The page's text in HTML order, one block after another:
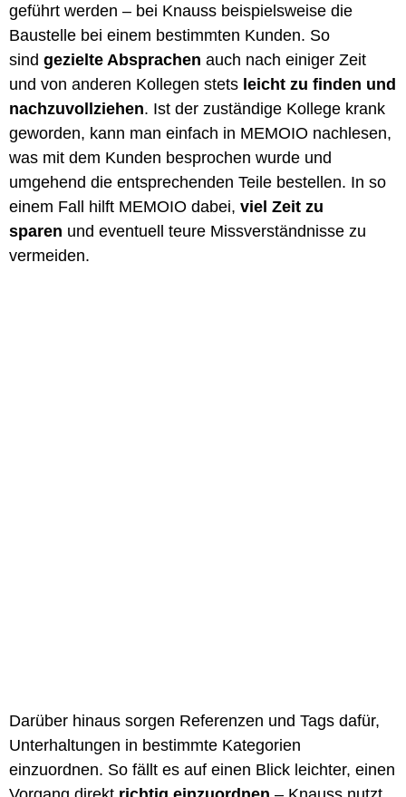
geführt werden – bei Knauss beispielsweise die
Baustelle bei einem bestimmten Kunden. So
sind gezielte Absprachen auch nach einiger Zeit
und von anderen Kollegen stets leicht zu finden und
nachzuvollziehen. Ist der zuständige Kollege krank
geworden, kann man einfach in MEMOIO nachlesen,
was mit dem Kunden besprochen wurde und
umgehend die entsprechenden Teile bestellen. In so
einem Fall hilft MEMOIO dabei, viel Zeit zu
sparen und eventuell teure Missverständnisse zu
vermeiden.
Darüber hinaus sorgen Referenzen und Tags dafür,
Unterhaltungen in bestimmte Kategorien
einzuordnen. So fällt es auf einen Blick leichter, einen